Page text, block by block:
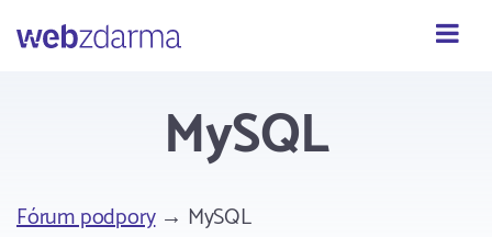
Webzdarma
MySQL
Fórum podpory→ MySQL